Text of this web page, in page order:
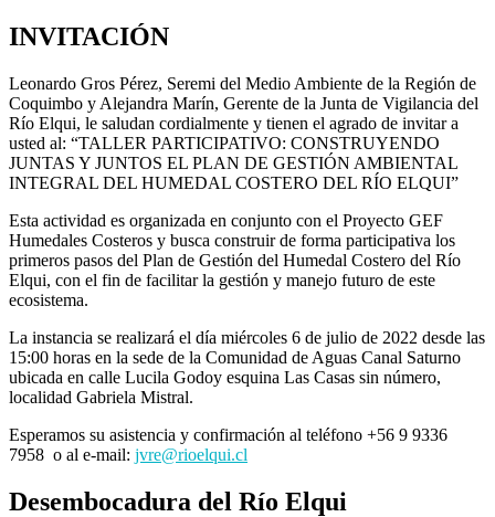
INVITACIÓN
Leonardo Gros Pérez, Seremi del Medio Ambiente de la Región de
Coquimbo y Alejandra Marín, Gerente de la Junta de Vigilancia del
Río Elqui, le saludan cordialmente y tienen el agrado de invitar a
usted al: “TALLER PARTICIPATIVO: CONSTRUYENDO
JUNTAS Y JUNTOS EL PLAN DE GESTIÓN AMBIENTAL
INTEGRAL DEL HUMEDAL COSTERO DEL RÍO ELQUI”
Esta actividad es organizada en conjunto con el Proyecto GEF
Humedales Costeros y busca construir de forma participativa los
primeros pasos del Plan de Gestión del Humedal Costero del Río
Elqui, con el fin de facilitar la gestión y manejo futuro de este
ecosistema.
La instancia se realizará el día miércoles 6 de julio de 2022 desde las
15:00 horas en la sede de la Comunidad de Aguas Canal Saturno
ubicada en calle Lucila Godoy esquina Las Casas sin número,
localidad Gabriela Mistral.
Esperamos su asistencia y confirmación al teléfono +56 9 9336
7958 o al e-mail: jvre@rioelqui.cl
Desembocadura del Río Elqui